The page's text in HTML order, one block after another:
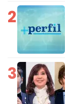
2
3